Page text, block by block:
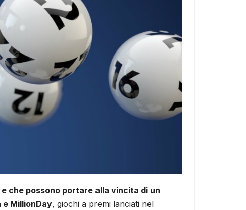
che possono portare alla vincita di un
e MillionDay, giochi a premi lanciati nel